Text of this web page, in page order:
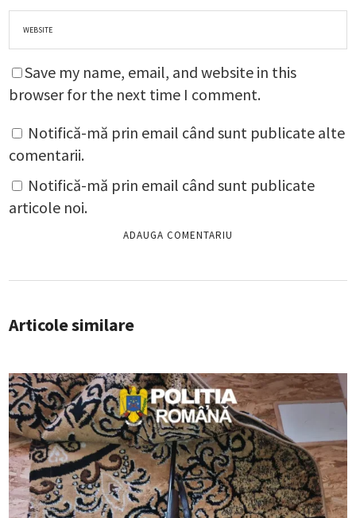
Save my name, email, and website in this
browser for the next time I comment.
Notifică-mă prin email când sunt publicate alte
comentarii.
Notifică-mă prin email când sunt publicate
articole noi.
Articole similare